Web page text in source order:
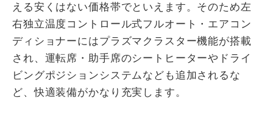
える安くはない価格帯でといえます。そのため左
右独立温度コントロール式フルオート・エアコン
ディショナーにはプラズマクラスター機能が搭載
され、運転席・助手席のシートヒーターやドライ
ビングポジションシステムなども追加されるな
ど、快適装備がかなり充実します。